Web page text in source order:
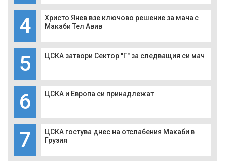
4
Христо Янев взе ключово решение за мача с
Макаби Тел Авив
5 ЦСКА затвори Сектор "Г" за следващия си мач
6 ЦСКА и Европа си принадлежат
7
ЦСКА гостува днес на отслабения Макаби в
Грузия